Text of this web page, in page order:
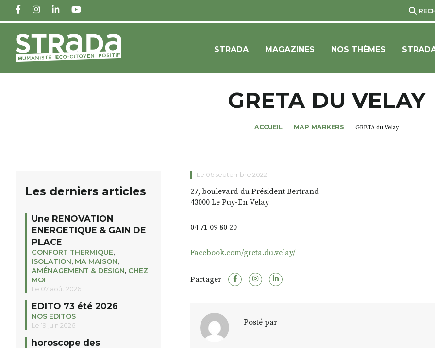
FACEBOOKINSTAGRAM
LINKEDINYOUTUBE
STRADA MAGAZINES NOS THÈMES
GRETA DU VELAY
ACCUEIL MAP MARKERS GRETA du Velay
Le 06 septembre 2022
27, boulevard du Président Bertrand
43000 Le Puy-En Velay
04 71 09 80 20
Facebook.com/greta.du.velay/
Partager
Posté par
Les derniers articles
Une RENOVATION
ENERGETIQUE & GAIN DE
PLACE
CONFORT THERMIQUE,
ISOLATION, MA MAISON,
AMÉNAGEMENT & DESIGN, CHEZ
MOI
Le 07 août 2026
EDITO 73 été 2026
NOS EDITOS
Le 19 juin 2026
horoscope des